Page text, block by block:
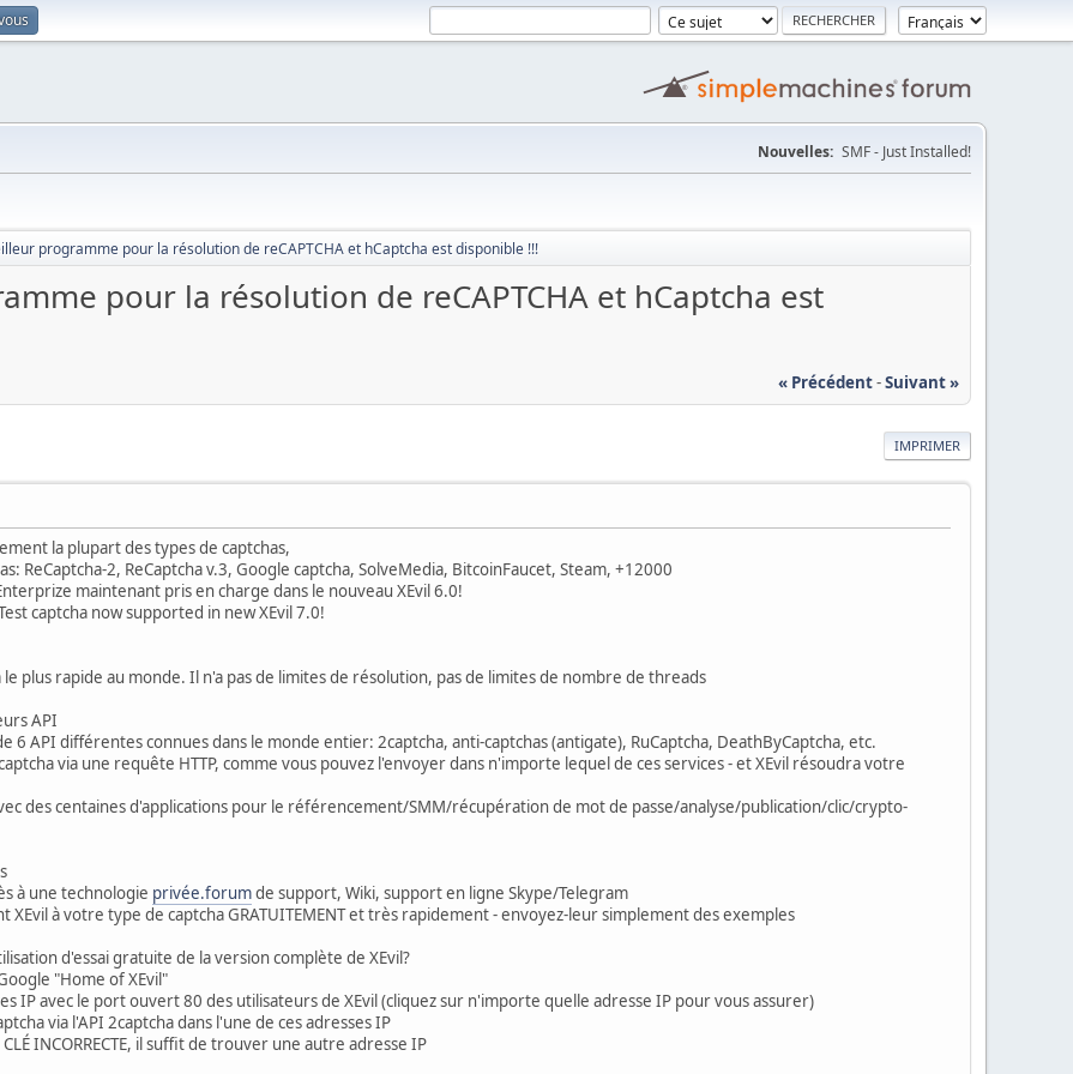
Nouvelles: SMF - Just Installed!
programme pour la résolution de reCAPTCHA et hCaptcha est disponible !!!
pour la résolution de reCAPTCHA et hCaptcha est
« Précédent-Suivant »
IMPRIMER
la plupart des types de captchas,
ReCaptcha-2, ReCaptcha v.3, Google captcha, SolveMedia, BitcoinFaucet, Steam, +12000
maintenant pris en charge dans le nouveau XEvil 6.0!
captcha now supported in new XEvil 7.0!
le plus rapide au monde. Il n'a pas de limites de résolution, pas de limites de nombre de threads
API
6 API différentes connues dans le monde entier: 2captcha, anti-captchas (antigate), RuCaptcha, DeathByCaptcha, etc.
via une requête HTTP, comme vous pouvez l'envoyer dans n'importe lequel de ces services - et XEvil résoudra votre
des centaines d'applications pour le référencement/SMM/récupération de mot de passe/analyse/publication/clic/crypto-
à une technologie privée.forumde support, Wiki, support en ligne Skype/Telegram
à votre type de captcha GRATUITEMENT et très rapidement - envoyez-leur simplement des exemples
d'essai gratuite de la version complète de XEvil?
"Home of XEvil"
IP avec le port ouvert 80 des utilisateurs de XEvil (cliquez sur n'importe quelle adresse IP pour vous assurer)
via l'API 2captcha dans l'une de ces adresses IP
INCORRECTE, il suffit de trouver une autre adresse IP